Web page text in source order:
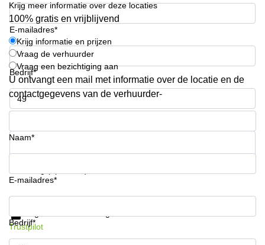
Vergaderzaal
huren in
Antwerpen
Locaux
commerciaux
à louer en
Bruxelles
Kantoor
Niklaas
E-mailadres*
Bedrijf*
Telefoonnummer*
Krijg meer informatie over deze locaties
100% gratis en vrijblijvend
Krijg informatie en prijzen
Vraag de verhuurder
Vraag een bezichtiging aan
U ontvangt een mail met informatie over de locatie en de
contactgegevens van de verhuurder-
Naam*
E-mailadres*
Bedrijf*
Krijg informatie en prijzen
Trustpilot